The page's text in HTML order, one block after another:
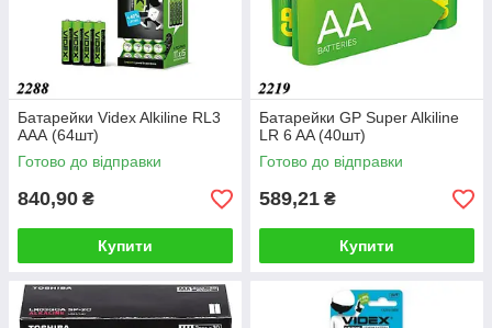
Батарейки Videx Alkiline RL3
ААА (64шт)
Готово до відправки
840,90 ₴
Купити
Батарейки GP Super Alkiline
LR 6 AA (40шт)
Готово до відправки
589,21 ₴
Купити